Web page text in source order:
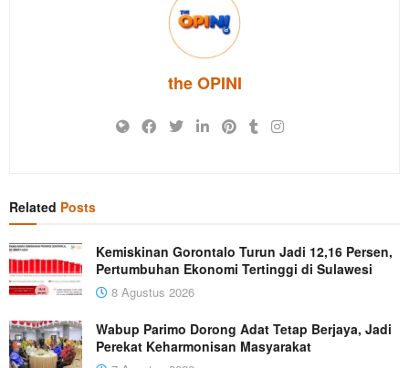
the OPINI
Related Posts
Kemiskinan Gorontalo Turun Jadi 12,16 Persen,
Pertumbuhan Ekonomi Tertinggi di Sulawesi
8 Agustus 2026
Wabup Parimo Dorong Adat Tetap Berjaya, Jadi
Perekat Keharmonisan Masyarakat